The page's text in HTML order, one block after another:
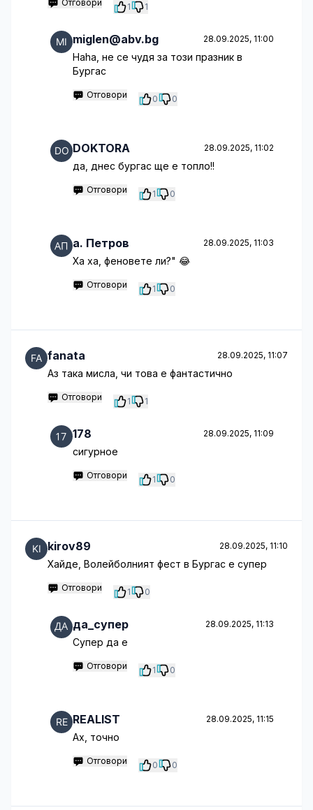
Отговори 1 1
miglen@abv.bg 28.09.2025, 11:00
Haha, не се чудя за този празник в
Бургас
Отговори 0 0
DOKTORA 28.09.2025, 11:02
да, днес бургас ще е топло!!
Отговори 1 0
a. Петров 28.09.2025, 11:03
Ха ха, феновете ли?" 😂
Отговори 1 0
fanata 28.09.2025, 11:07
Аз така мисла, чи това е фантастично
Отговори 1 1
178 28.09.2025, 11:09
сигурное
Отговори 1 0
kirov89 28.09.2025, 11:10
Хайде, Волейболният фест в Бургас е супер
Отговори 1 0
да_супер 28.09.2025, 11:13
Супер да е
Отговори 1 0
REALIST 28.09.2025, 11:15
Ах, точно
Отговори 0 0